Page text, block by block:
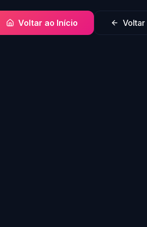
Voltar ao Início Voltar